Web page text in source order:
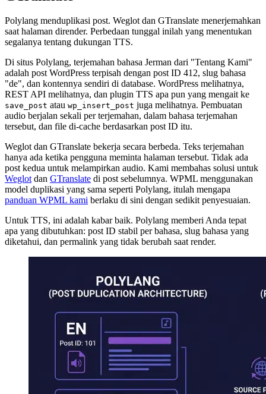
Polylang menduplikasi post. Weglot dan GTranslate menerjemahkan
saat halaman dirender. Perbedaan tunggal inilah yang menentukan
segalanya tentang dukungan TTS.
Di situs Polylang, terjemahan bahasa Jerman dari "Tentang Kami"
adalah post WordPress terpisah dengan post ID 412, slug bahasa
"de", dan kontennya sendiri di database. WordPress melihatnya,
REST API melihatnya, dan plugin TTS apa pun yang mengait ke
save_post atau wp_insert_post juga melihatnya. Pembuatan
audio berjalan sekali per terjemahan, dalam bahasa terjemahan
tersebut, dan file di-cache berdasarkan post ID itu.
Weglot dan GTranslate bekerja secara berbeda. Teks terjemahan
hanya ada ketika pengguna meminta halaman tersebut. Tidak ada
post kedua untuk melampirkan audio. Kami membahas solusi untuk
Weglotdan GTranslate di post sebelumnya. WPML menggunakan
model duplikasi yang sama seperti Polylang, itulah mengapa
panduan WPML kami berlaku di sini dengan sedikit penyesuaian.
Untuk TTS, ini adalah kabar baik. Polylang memberi Anda tepat
apa yang dibutuhkan: post ID stabil per bahasa, slug bahasa yang
diketahui, dan permalink yang tidak berubah saat render.